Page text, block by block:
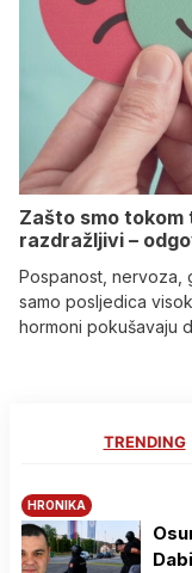
Zašto smo
razdražljivi –
Pospanost, nervoza,
samo posljedica
hormoni pokušavaju
TRENDING
HRONIKA